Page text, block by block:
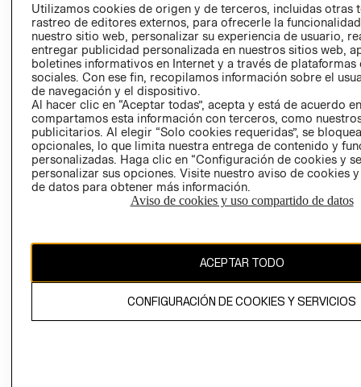
LIBRO DE
Ecuador ($)
CAMBIAR REGIÓN
propiedad de H&M Hennes & Mauritz AB.
Utilizamos cookies de origen y de terceros, incluidas otras
rastreo de editores externos, para ofrecerle la
nuestro sitio web, personalizar su experiencia de usuario,
entregar publicidad personalizada en nuestros sitios web,
boletines informativos en Internet y a través de plataformas
sociales. Con ese fin, recopilamos información sobre el
de navegación y el dispositivo.
Al hacer clic en “Aceptar todas”, acepta y está de acuerdo
compartamos esta información con terceros, como
publicitarios. Al elegir “Solo cookies requeridas”, se
opcionales, lo que limita nuestra entrega de contenido y
personalizadas. Haga clic en “Configuración de cookies y
personalizar sus opciones. Visite nuestro aviso de cookies
de datos para obtener más información.
Aviso de cookies y uso compartido de datos
ACEPTAR TODO
CONFIGURACIÓN DE COOKIES Y SERVICIOS